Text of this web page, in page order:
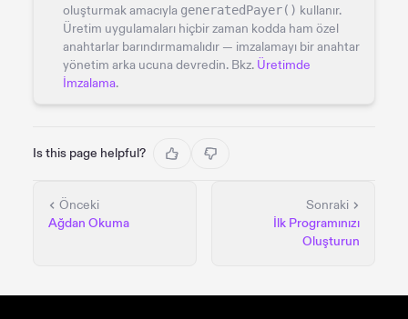
oluşturmak amacıyla generatedPayer() kullanır.
Üretim uygulamaları hiçbir zaman kodda ham özel
anahtarlar barındırmamalıdır — imzalamayı bir anahtar
yönetim arka ucuna devredin. Bkz. Üretimde
İmzalama.
Is this page helpful?
Önceki
Ağdan Okuma
Sonraki
İlk Programınızı
Oluşturun